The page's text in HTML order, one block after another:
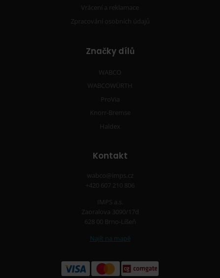
Vrácení a reklamace
Zpracování osobních údajů
Značky dílů
WABCO
WABCOWÜRTH
ProVia
Knorr-Bremse
Haldex
Kontakt
wabco@imps.cz
+420 607 210 806
IMPS a.s.
Zaoralova 3090/17d
628 00 Brno-Líšeň
Najít na mapě